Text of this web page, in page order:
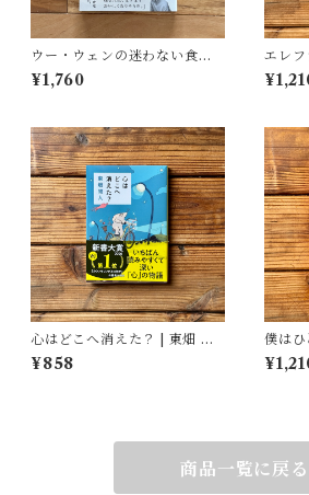
ウー・ウェンの迷わない食べ
方 | ウー・ウェン
¥1,760
エレフ
田 篤
心はどこへ消えた？ | 東畑 開
人
¥858
僕は
立原
道造,
商品一覧に戻る